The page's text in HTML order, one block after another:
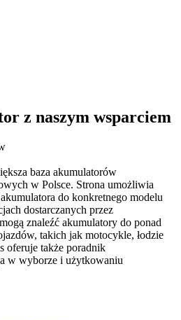
z naszym wsparciem
baza akumulatorów
w Polsce. Strona umożliwia
do konkretnego modelu
dostarczanych przez
znaleźć akumulatory do ponad
takich jak motocykle, łodzie
oferuje także poradnik
w wyborze i użytkowaniu